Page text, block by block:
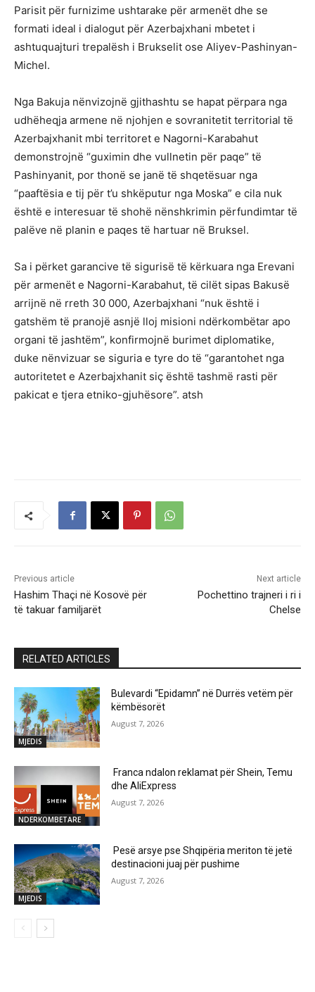
Parisit për furnizime ushtarake për armenët dhe se
formati ideal i dialogut për Azerbajxhani mbetet i
ashtuquajturi trepalësh i Brukselit ose Aliyev-Pashinyan-
Michel.
Nga Bakuja nënvizojnë gjithashtu se hapat përpara nga
udhëheqja armene në njohjen e sovranitetit territorial të
Azerbajxhanit mbi territoret e Nagorni-Karabahut
demonstrojnë “guximin dhe vullnetin për paqe” të
Pashinyanit, por thonë se janë të shqetësuar nga
“paaftësia e tij për t’u shkëputur nga Moska” e cila nuk
është e interesuar të shohë nënshkrimin përfundimtar të
palëve në planin e paqes të hartuar në Bruksel.
Sa i përket garancive të sigurisë të kërkuara nga Erevani
për armenët e Nagorni-Karabahut, të cilët sipas Bakusë
arrijnë në rreth 30 000, Azerbajxhani “nuk është i
gatshëm të pranojë asnjë lloj misioni ndërkombëtar apo
organi të jashtëm”, ​​konfirmojnë burimet diplomatike,
duke nënvizuar se siguria e tyre do të “garantohet nga
autoritetet e Azerbajxhanit siç është tashmë rasti për
pakicat e tjera etniko-gjuhësore”. atsh
Previous article
Hashim Thaçi në Kosovë për
të takuar familjarët
Next article
Pochettino trajneri i ri i
Chelse
RELATED ARTICLES
MJEDIS
Bulevardi “Epidamn” në Durrës vetëm për
këmbësorët
August 7, 2026
NDERKOMBETARE
Franca ndalon reklamat për Shein, Temu
dhe AliExpress
August 7, 2026
MJEDIS
Pesë arsye pse Shqipëria meriton të jetë
destinacioni juaj për pushime
August 7, 2026